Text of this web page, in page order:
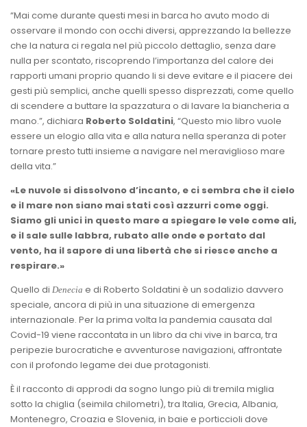
“Mai come durante questi mesi in barca ho avuto modo di
osservare il mondo con occhi diversi, apprezzando la bellezze
che la natura ci regala nel più piccolo dettaglio, senza dare
nulla per scontato, riscoprendo l’importanza del calore dei
rapporti umani proprio quando li si deve evitare e il piacere dei
gesti più semplici, anche quelli spesso disprezzati, come quello
di scendere a buttare la spazzatura o di lavare la biancheria a
mano.”, dichiara Roberto Soldatini, “Questo mio libro vuole
essere un elogio alla vita e alla natura nella speranza di poter
tornare presto tutti insieme a navigare nel meraviglioso mare
della vita.”
«Le nuvole si dissolvono d’incanto, e ci sembra che il cielo
e il mare non siano mai stati così azzurri come oggi.
Siamo gli unici in questo mare a spiegare le vele come ali,
e il sale sulle labbra, rubato alle onde e portato dal
vento, ha il sapore di una libertà che si riesce anche a
respirare.»
Quello di Denecia e di Roberto Soldatini è un sodalizio davvero
speciale, ancora di più in una situazione di emergenza
internazionale. Per la prima volta la pandemia causata dal
Covid-19 viene raccontata in un libro da chi vive in barca, tra
peripezie burocratiche e avventurose navigazioni, affrontate
con il profondo legame dei due protagonisti.
È il racconto di approdi da sogno lungo più di tremila miglia
sotto la chiglia (seimila chilometri), tra Italia, Grecia, Albania,
Montenegro, Croazia e Slovenia, in baie e porticcioli dove